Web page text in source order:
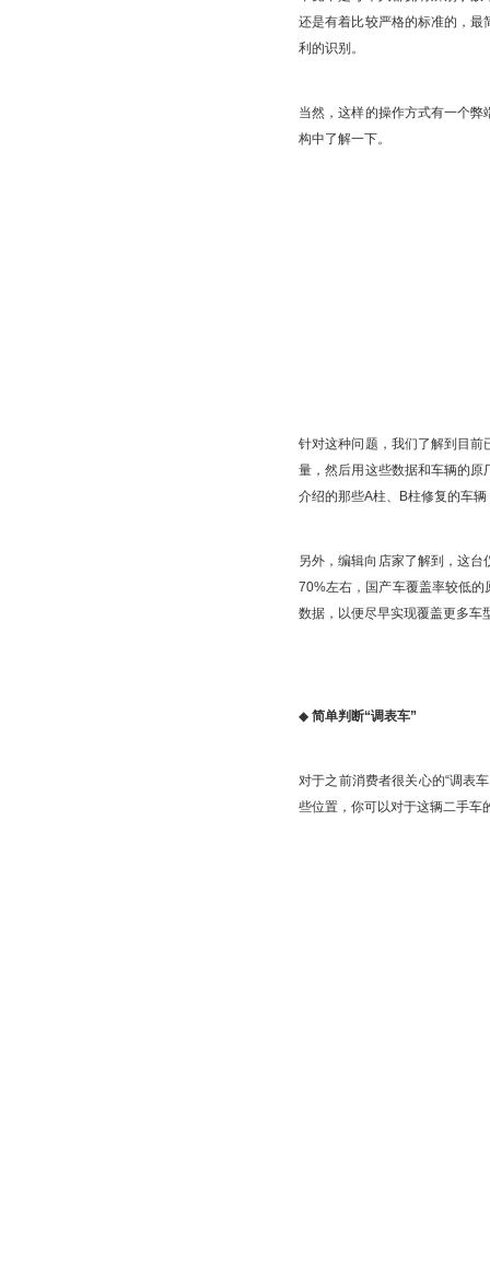
还是有着比较严格的标准的，
利的识别。
当然，这样的操作方式有一个
构中了解一下。
针对这种问题，我们了解到目
量，然后用这些数据和车辆的
介绍的那些A柱、B柱修复的车
另外，编辑向店家了解到，这
70%左右，国产车覆盖率较低
数据，以便尽早实现覆盖更多车
◆ 简单判断“调表车”
对于之前消费者很关心的“调表
些位置，你可以对于这辆二手车